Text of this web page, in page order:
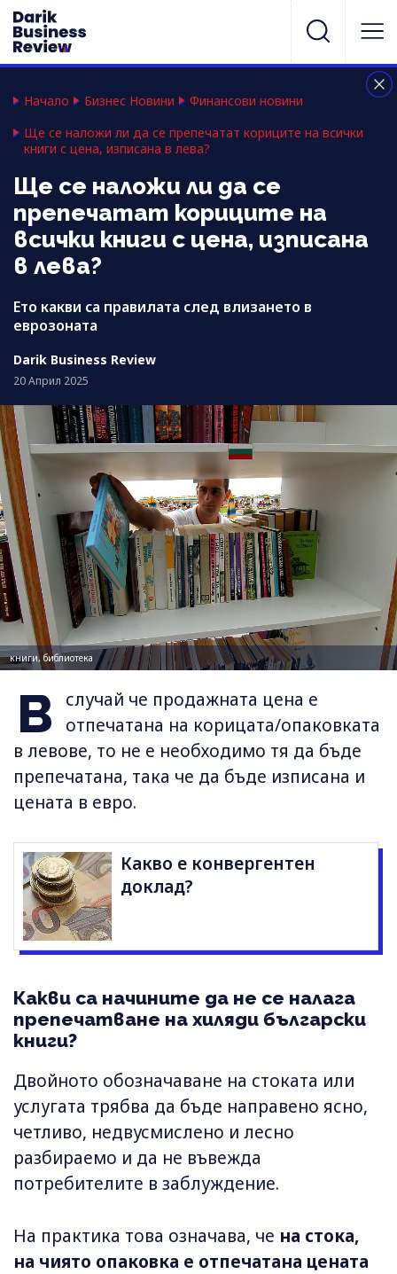
Начало Бизнес Новини
Финансови новини
Ще се наложи ли да се препечатат кориците на всички
книги с цена, изписана в лева?
Ще се наложи ли да се
препечатат кориците на
всички книги с цена, изписана
в лева?
Ето какви са правилата след влизането в
еврозоната
Darik Business Review
20 Април 2025
книги, библиотека
В
случай че продажната цена е
отпечатана на корицата/опаковката
в левове, то не е необходимо тя да бъде
препечатана, така че да бъде изписана и
цената в евро.
Какво е конвергентен
доклад?
Какви са начините да не се налага
препечатване на хиляди български
книги?
Двойното обозначаване на стоката или
услугата трябва да бъде направено ясно,
четливо, недвусмислено и лесно
разбираемо и да не въвежда
потребителите в заблуждение.
На практика това означава, че на стока,
на чиято опаковка е отпечатана цената